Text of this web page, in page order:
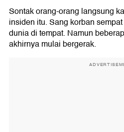
Sontak orang-orang langsung
insiden itu. Sang korban
dunia di tempat. Namun
akhirnya mulai bergerak.